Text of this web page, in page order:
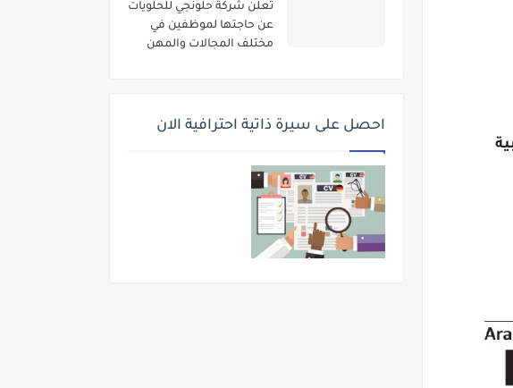
تعلن شركة حلونجي للحلويات
عن حاجتها لموظفين في
مختلف المجالات والمهن
احصل على سيرة ذاتية احترافية الان